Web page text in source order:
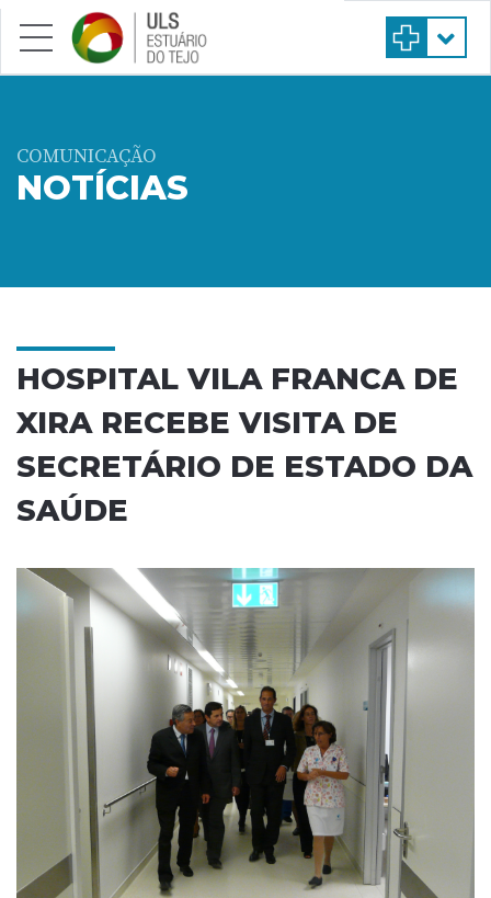
Saltar para conteúdo principal
COMUNICAÇÃO
NOTÍCIAS
HOSPITAL VILA FRANCA DE
XIRA RECEBE VISITA DE
SECRETÁRIO DE ESTADO DA
SAÚDE